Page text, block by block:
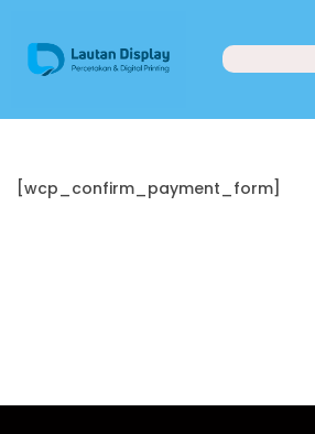
[wcp_confirm_payment_form]